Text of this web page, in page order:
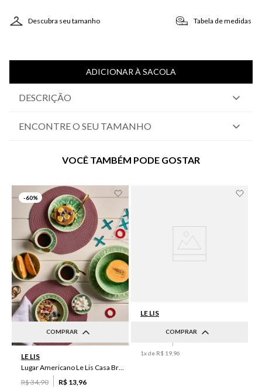
Descubra seu tamanho Tabela de medidas
ADICIONAR À SACOLA
DESCRIÇÃO
ENCONTRE O SEU TAMANHO
VOCÊ TAMBÉM PODE GOSTAR
-60%
COMPRAR
LE LIS
Lugar Americano Le Lis Casa Brenda
R$34,90 R$ 13 96
COMPRAR
LE LIS
1x de R$ 19 96